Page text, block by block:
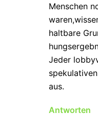
Menschen
haltbare
Jeder
aus.
Antworten